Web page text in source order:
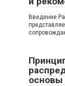
Введение
основы